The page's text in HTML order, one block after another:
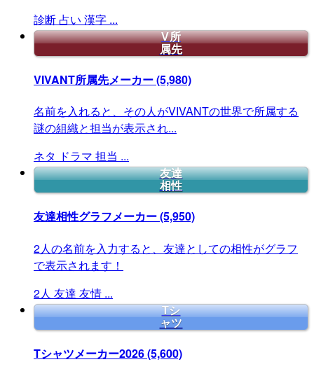
診断 占い 漢字 ...
V所
属先
VIVANT所属先メーカー(5,980)
名前を入れると、その人がVIVANTの世界で所属する
謎の組織と担当が表示され...
ネタ ドラマ 担当 ...
友達
相性
友達相性グラフメーカー(5,950)
2人の名前を入力すると、友達としての相性がグラフ
で表示されます！
2人 友達 友情 ...
Tシ
ャツ
Tシャツメーカー2026(5,600)